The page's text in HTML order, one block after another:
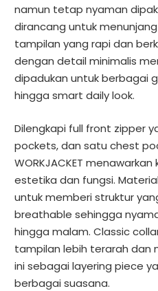
namun tetap nyaman
dirancang untuk
tampilan yang rapi dan
dengan detail minimalis
dipadukan untuk berbagai
hingga smart daily look.
Dilengkapi full front zipper
pockets, dan satu chest
WORKJACKET
estetika dan fungsi.
untuk memberi struktur
breathable sehingga
hingga malam. Classic
tampilan lebih terarah dan
ini sebagai layering piece
berbagai suasana.